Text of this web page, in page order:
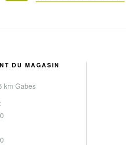
DU MAGASIN
km Gabes